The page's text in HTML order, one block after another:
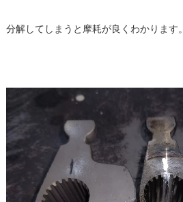
分解してしまうと摩耗が良くわかります。